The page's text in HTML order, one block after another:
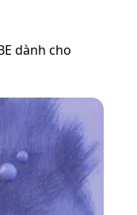
dành cho